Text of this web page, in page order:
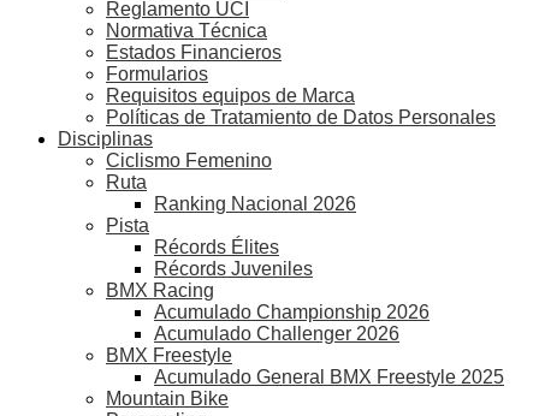
Reglamento UCI
Normativa Técnica
Estados Financieros
Formularios
Requisitos equipos de Marca
Políticas de Tratamiento de Datos Personales
Disciplinas
Ciclismo Femenino
Ruta
Ranking Nacional 2026
Pista
Récords Élites
Récords Juveniles
BMX Racing
Acumulado Championship 2026
Acumulado Challenger 2026
BMX Freestyle
Acumulado General BMX Freestyle 2025
Mountain Bike